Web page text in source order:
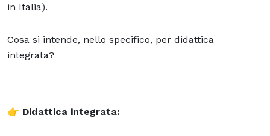
in Italia).
Cosa si intende, nello specifico, per didattica
integrata?
👉 Didattica integrata: